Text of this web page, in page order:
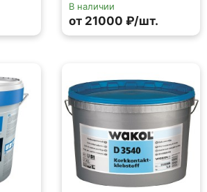
В наличии
от 21000 ₽/шт.